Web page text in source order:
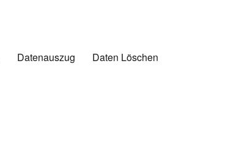
Datenauszug
Daten Löschen